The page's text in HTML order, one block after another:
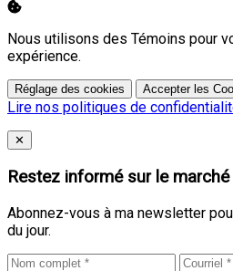
Nous utilisons des Témoins pour
expérience.
Réglage des cookies Accepter les
Lire nos politiques de
Close
✕
Restez informé sur le
Abonnez-vous à ma newsletter
du jour.